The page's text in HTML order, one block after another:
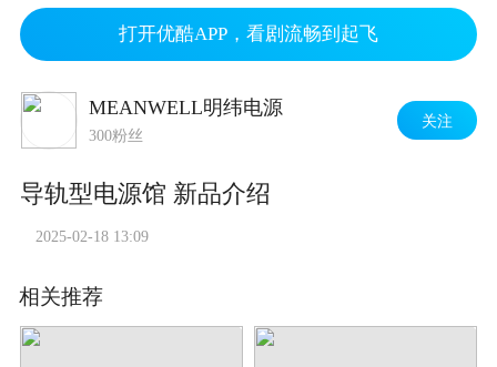
打开优酷APP，看剧流畅到起飞
MEANWELL明纬电源
300粉丝
关注
导轨型电源馆 新品介绍
2025-02-18 13:09
相关推荐